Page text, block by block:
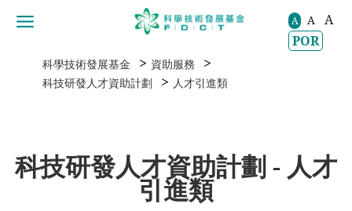
移動到内容區域 A A
A
POR
科學技術發展基金 > 資助服務 >
科技研發人才資助計劃 > 人才引進類
科技研發人才資助計劃 - 人才
引進類